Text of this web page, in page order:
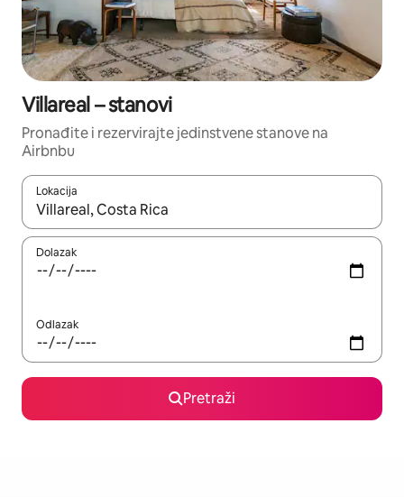
Villareal – stanovi
Pronađite i rezervirajte jedinstvene stanove na
Airbnbu
Lokacija
Kada budu dostupni rezultati, moći ćete ih pregledati
Dolazak
Odlazak
Pretraži